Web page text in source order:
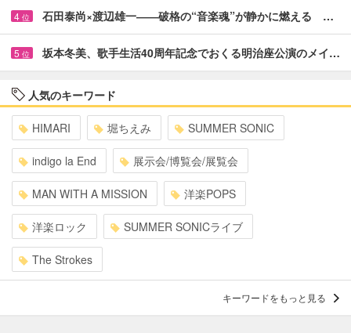
4 位 石田泰尚×渡辺雄一――破格の“音楽魂”が静かに燃える …
5 位 坂本冬美、歌手生活40周年記念でおくる明治座公演のメイ…
人気のキーワード
HIMARI 堀ちえみ SUMMER SONIC
indigo la End 展示会/博覧会/展覧会
MAN WITH A MISSION 洋楽POPS
洋楽ロック SUMMER SONICライブ
The Strokes
キーワードをもっと見る